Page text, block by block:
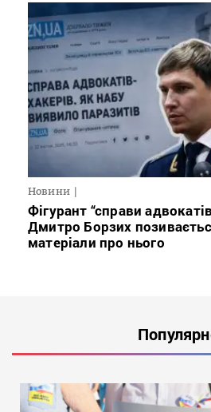
Новини
Фігурант “справи
Дмитро Борзих
матеріали про нього